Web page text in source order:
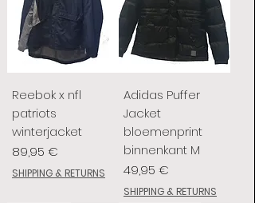
Reebok x nfl
patriots
winterjacket
Prix
89,95 €
SHIPPING & RETURNS
Adidas Puffer
Jacket
bloemenprint
binnenkant M
Prix
49,95 €
SHIPPING & RETURNS